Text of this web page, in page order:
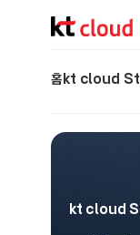
기술 블로
홈 kt cloud
kt cloud